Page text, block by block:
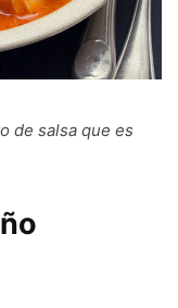
de salsa que es